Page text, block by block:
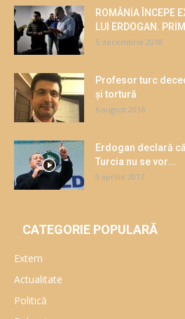
ROMÂNİA ÎNCEPE
LUİ ERDOGAN.
5 decembrie 2018
Profesor turc
și tortură
6 august 2016
Erdogan declară
Turcia nu se vor...
9 aprilie 2017
CATEGORIE POPULARĂ
Extern
Actualitate
Politică